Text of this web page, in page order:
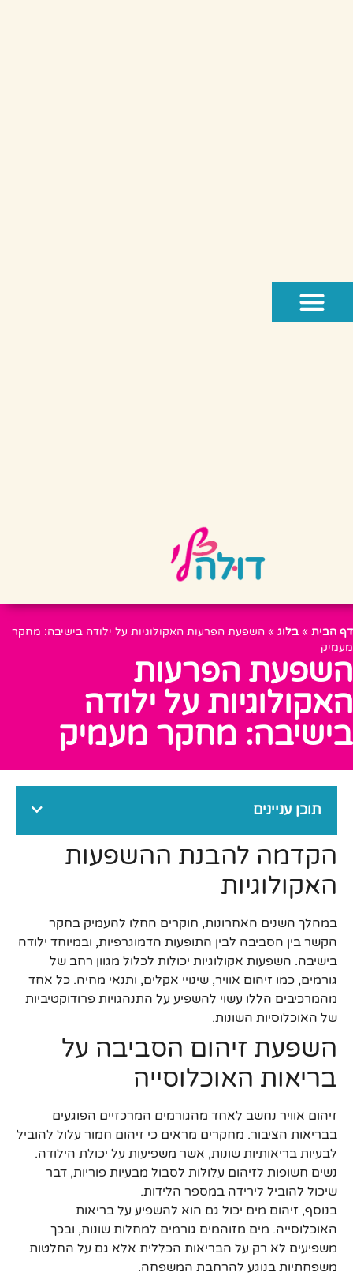
דף הבית » בלוג » השפעת הפרעות האקולוגיות על ילודה בישיבה: מחקר
מעמיק
השפעת הפרעות
האקולוגיות על ילודה
בישיבה: מחקר מעמיק
תוכן עניינים
הקדמה להבנת ההשפעות
האקולוגיות
במהלך השנים האחרונות, חוקרים החלו להעמיק בחקר
הקשר בין הסביבה לבין התופעות הדמוגרפיות, ובמיוחד ילודה
בישיבה. השפעות אקולוגיות יכולות לכלול מגוון רחב של
גורמים, כמו זיהום אוויר, שינויי אקלים, ותנאי מחיה. כל אחד
מהמרכיבים הללו עשוי להשפיע על התנהגויות פרודוקטיביות
של האוכלוסיות השונות.
השפעת זיהום הסביבה על
בריאות האוכלוסייה
זיהום אוויר נחשב לאחד מהגורמים המרכזיים הפוגעים
בבריאות הציבור. מחקרים מראים כי זיהום חמור עלול להוביל
לבעיות בריאותיות שונות, אשר משפיעות על יכולת הילודה.
נשים חשופות לזיהום עלולות לסבול מבעיות פוריות, דבר
שיכול להוביל לירידה במספר הלידות.
בנוסף, זיהום מים יכול גם הוא להשפיע על בריאות
האוכלוסייה. מים מזוהמים גורמים למחלות שונות, ובכך
משפיעים לא רק על הבריאות הכללית אלא גם על החלטות
משפחתיות בנוגע להרחבת המשפחה.